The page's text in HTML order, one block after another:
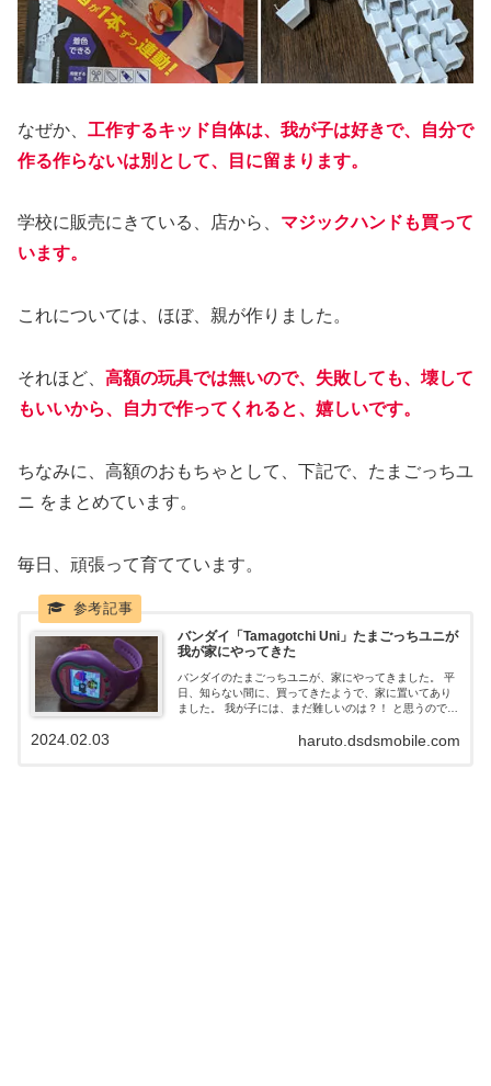
なぜか、 工作するキッド自体は、我が子は好きで、自分で
作る作らないは別として、目に留まります。
学校に販売にきている、店から、 マジックハンドも買って
います。
これについては、ほぼ、親が作りました。
それほど、 高額の玩具では無いので、失敗しても、壊して
もいいから、自力で作ってくれると、嬉しいです。
ちなみに、高額のおもちゃとして、下記で、たまごっちユ
ニ をまとめています。
毎日、頑張って育てています。
バンダイ「Tamagotchi Uni」たまごっちユニが
我が家にやってきた
バンダイのたまごっちユニが、家にやってきました。 平
日、知らない間に、買ってきたようで、家に置いてあり
ました。 我が子には、まだ難しいのは？！ と思うのです
す。 バンダイのたまごっちも、いろいろな種類があるよ
haruto.dsdsmobile.com
2024.02.03